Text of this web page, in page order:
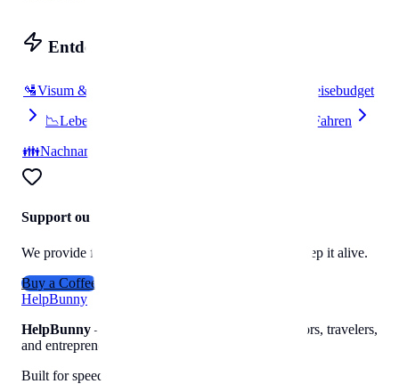
Entdecken
🛂Visum & Einreise
Reisebudget
📉Lebenskosten
Parken & Fahren
👪Nachnamen
Support our work
We provide free travel data to everyone. Help us keep it alive.
Buy a Coffee
HelpBunny
HelpBunny – The ultimate digital toolkit for creators, travelers,
and entrepreneurs.
Built for speed, privacy, and ease of use.